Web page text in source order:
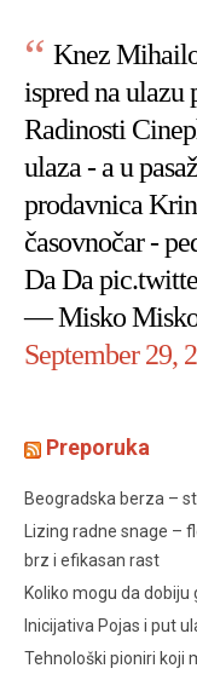
Knez
ispred na ulazu
Radinosti
ulaza - a u
prodavnica
časovnočar -
Da Da
— Misko
September 29,
Preporuka
Beogradska berza –
Lizing radne snage –
brz i efikasan rast
Koliko mogu da
Inicijativa Pojas i put
Tehnološki pioniri koji